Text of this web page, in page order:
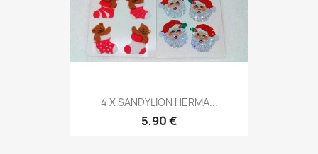
4 X SANDYLION HERMA...
5,90 €